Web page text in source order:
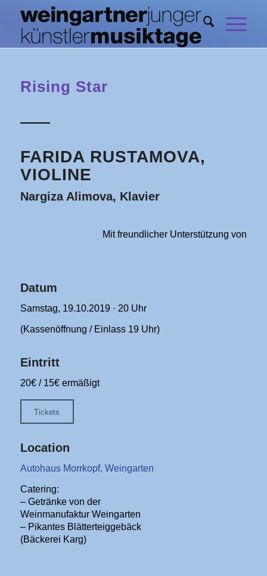
Rising Star
FARIDA RUSTAMOVA,
VIOLINE
Nargiza Alimova, Klavier
Mit freundlicher Unterstützung von
Datum
Samstag, 19.10.2019 · 20 Uhr
(Kassenöffnung / Einlass 19 Uhr)
Eintritt
20€ / 15€ ermäßigt
Tickets
Location
Autohaus Morrkopf, Weingarten
Catering:
– Getränke von der
Weinmanufaktur Weingarten
– Pikantes Blätterteiggebäck
(Bäckerei Karg)